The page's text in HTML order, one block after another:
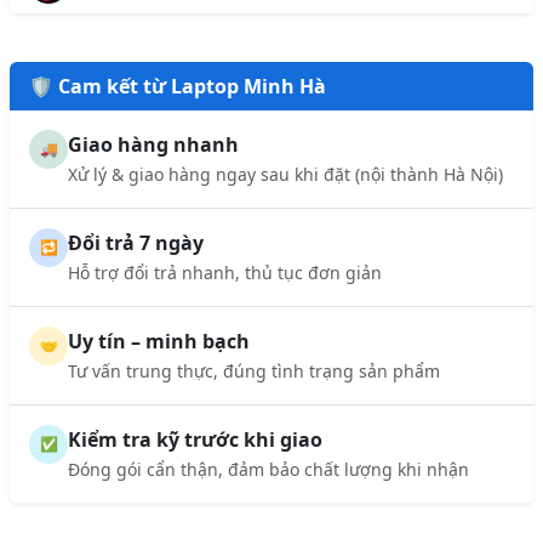
🛡️ Cam kết từ Laptop Minh Hà
🚚 Giao hàng nhanh
Xử lý & giao hàng ngay sau khi đặt (nội thành Hà Nội)
🔁 Đổi trả 7 ngày
Hỗ trợ đổi trả nhanh, thủ tục đơn giản
🤝 Uy tín – minh bạch
Tư vấn trung thực, đúng tình trạng sản phẩm
✅ Kiểm tra kỹ trước khi giao
Đóng gói cẩn thận, đảm bảo chất lượng khi nhận